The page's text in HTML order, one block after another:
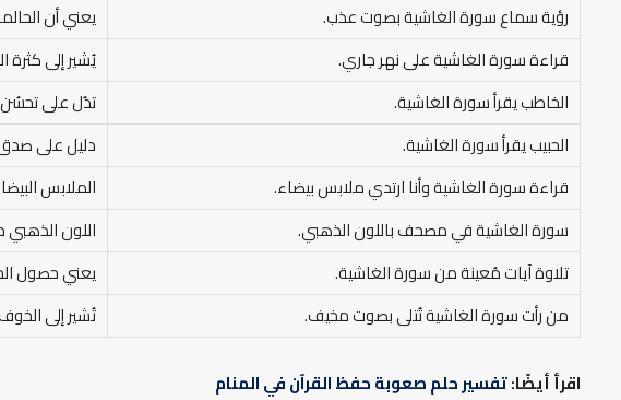
رؤية سماع سورة الغاشية بصوت عذب.
يعني أن
قراءة سورة الغاشية على نهر جاري.
يُشير إلى
الخاطب يقرأ سورة الغاشية.
تدُل على
الحبيب يقرأ سورة الغاشية.
دليل على صدق
قراءة سورة الغاشية وأنا ارتدي ملابس بيضاء.
الملابس
سورة الغاشية في مصحف باللون الذهبي.
اللون الذهبي
تلاوة آيات مُعينة من سورة الغاشية.
يعني حصول
من رأت سورة الغاشية تُتلى بصوت مخيف.
تُشير إلى
اقرأ أيضًا:تفسير حلم صعوبة حفظ القرآن في المنام